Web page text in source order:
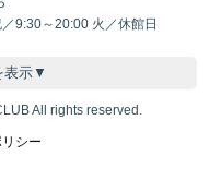
9:30～20:00 火／休館日
表示▼
All rights reserved.
シー